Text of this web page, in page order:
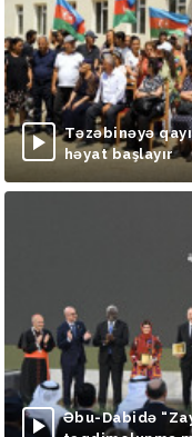
Təzəbinəyə
həyat başlayır
Əbu-Dabidə